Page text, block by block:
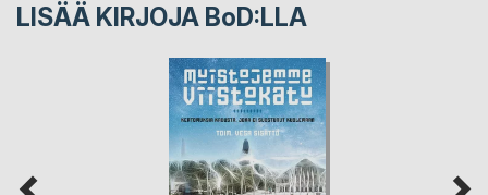
LISÄÄ KIRJOJA BoD:LLA